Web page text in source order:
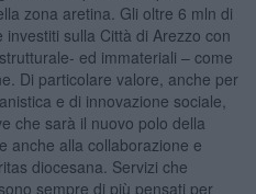
zona aretina. Gli oltre 6 mln di
sulla Città di Arezzo con
ed immateriali – come
Di particolare valore, anche per
e di innovazione sociale,
che sarà il nuovo polo della
anche alla collaborazione e
diocesana. Servizi che
sempre di più pensati per